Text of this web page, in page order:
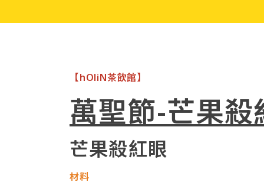
【hOliN茶飲館】
萬聖節-芒果殺
芒果殺紅眼
材料